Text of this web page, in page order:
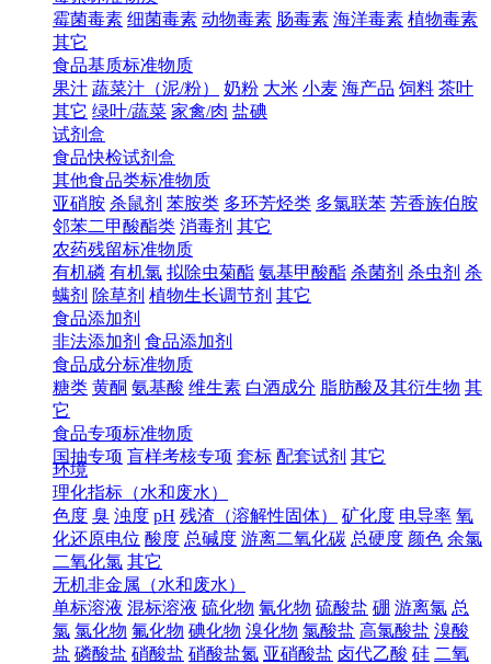
霉菌毒素 细菌毒素 动物毒素 肠毒素 海洋毒素 植物毒素
其它
食品基质标准物质
果汁 蔬菜汁（泥/粉） 奶粉 大米 小麦 海产品 饲料 茶叶
其它 绿叶/蔬菜 家禽/肉 盐碘
试剂盒
食品快检试剂盒
其他食品类标准物质
亚硝胺 杀鼠剂 苯胺类 多环芳烃类 多氯联苯 芳香族伯胺
邻苯二甲酸酯类 消毒剂 其它
农药残留标准物质
有机磷 有机氯 拟除虫菊酯 氨基甲酸酯 杀菌剂 杀虫剂 杀
螨剂 除草剂 植物生长调节剂 其它
食品添加剂
非法添加剂 食品添加剂
食品成分标准物质
糖类 黄酮 氨基酸 维生素 白酒成分 脂肪酸及其衍生物 其
它
食品专项标准物质
国抽专项 盲样考核专项 套标 配套试剂 其它
环境
理化指标（水和废水）
色度 臭 浊度 pH 残渣（溶解性固体） 矿化度 电导率 氧
化还原电位 酸度 总碱度 游离二氧化碳 总硬度 颜色 余氯
二氧化氯 其它
无机非金属（水和废水）
单标溶液 混标溶液 硫化物 氰化物 硫酸盐 硼 游离氯 总
氯 氯化物 氟化物 碘化物 溴化物 氯酸盐 高氯酸盐 溴酸
盐 磷酸盐 硝酸盐 硝酸盐氮 亚硝酸盐 卤代乙酸 硅 二氧